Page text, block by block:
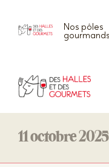
Nos pôles
gourmands
11 octobre 2025